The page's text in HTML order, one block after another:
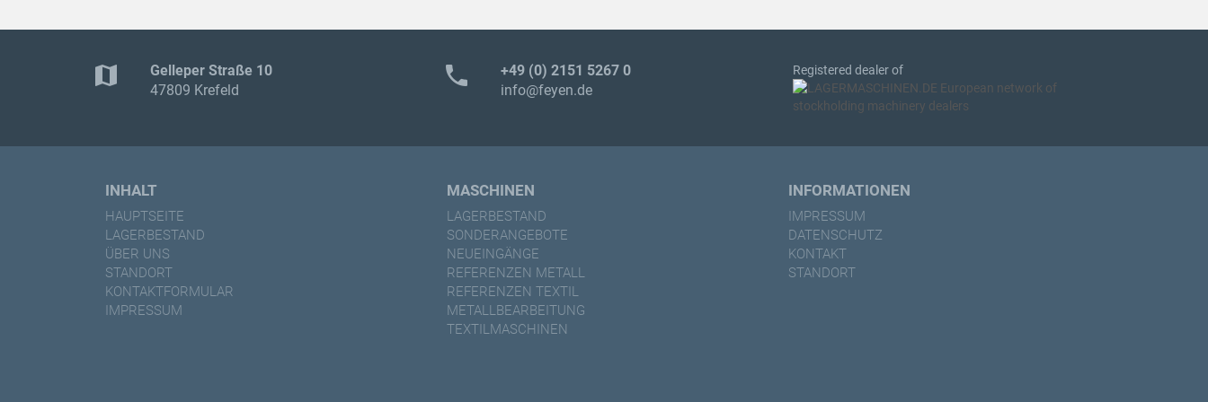
map
Gelleper Straße 10
47809 Krefeld
phone
+49 (0) 2151 5267 0
info@feyen.de
Registered dealer of
INHALT
HAUPTSEITE
LAGERBESTAND
ÜBER UNS
STANDORT
KONTAKTFORMULAR
IMPRESSUM
MASCHINEN
LAGERBESTAND
SONDERANGEBOTE
NEUEINGÄNGE
REFERENZEN METALL
REFERENZEN TEXTIL
METALLBEARBEITUNG
TEXTILMASCHINEN
INFORMATIONEN
IMPRESSUM
DATENSCHUTZ
KONTAKT
STANDORT